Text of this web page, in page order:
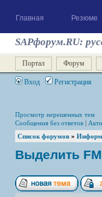
Главная Резюме
SAPфорум.RU:
Портал Форум
Вход Регистрация
Просмотр нерешенных тем
Сообщения без ответов |
Список форумов »
Выделить